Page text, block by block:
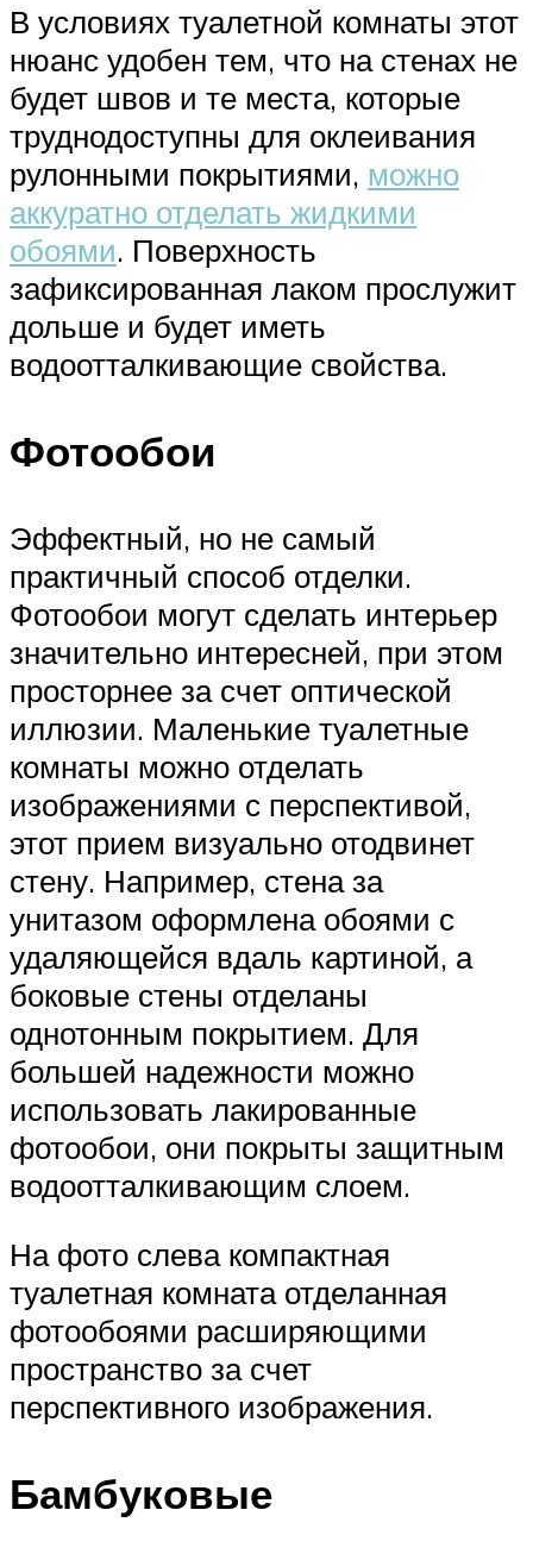
В условиях туалетной комнаты этот
нюанс удобен тем, что на стенах не
будет швов и те места, которые
труднодоступны для оклеивания
рулонными покрытиями, можно
аккуратно отделать жидкими
обоями. Поверхность
зафиксированная лаком прослужит
дольше и будет иметь
водоотталкивающие свойства.
Фотообои
Эффектный, но не самый
практичный способ отделки.
Фотообои могут сделать интерьер
значительно интересней, при этом
просторнее за счет оптической
иллюзии. Маленькие туалетные
комнаты можно отделать
изображениями с перспективой,
этот прием визуально отодвинет
стену. Например, стена за
унитазом оформлена обоями с
удаляющейся вдаль картиной, а
боковые стены отделаны
однотонным покрытием. Для
большей надежности можно
использовать лакированные
фотообои, они покрыты защитным
водоотталкивающим слоем.
На фото слева компактная
туалетная комната отделанная
фотообоями расширяющими
пространство за счет
перспективного изображения.
Бамбуковые